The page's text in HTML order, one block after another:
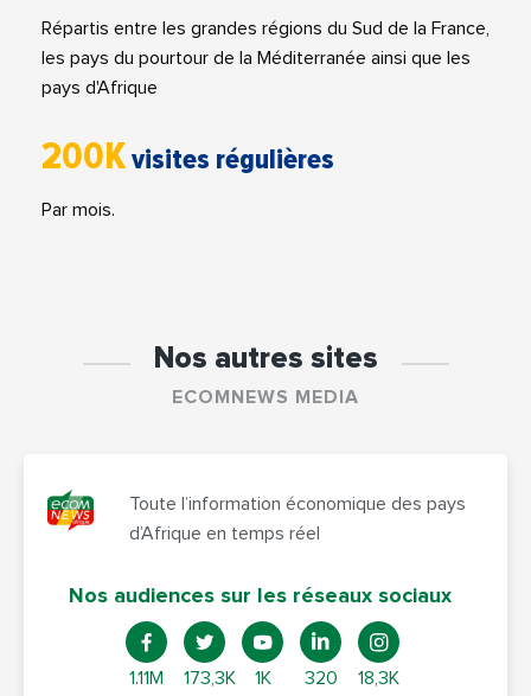
Répartis entre les grandes régions du Sud de la France,
les pays du pourtour de la Méditerranée ainsi que les
pays d'Afrique
200Kvisites régulières
Par mois.
Nos autres sites
ECOMNEWS MEDIA
Toute l’information économique des pays
d’Afrique en temps réel
Nos audiences sur les réseaux sociaux
1.11M 173,3K 1K 320 18,3K